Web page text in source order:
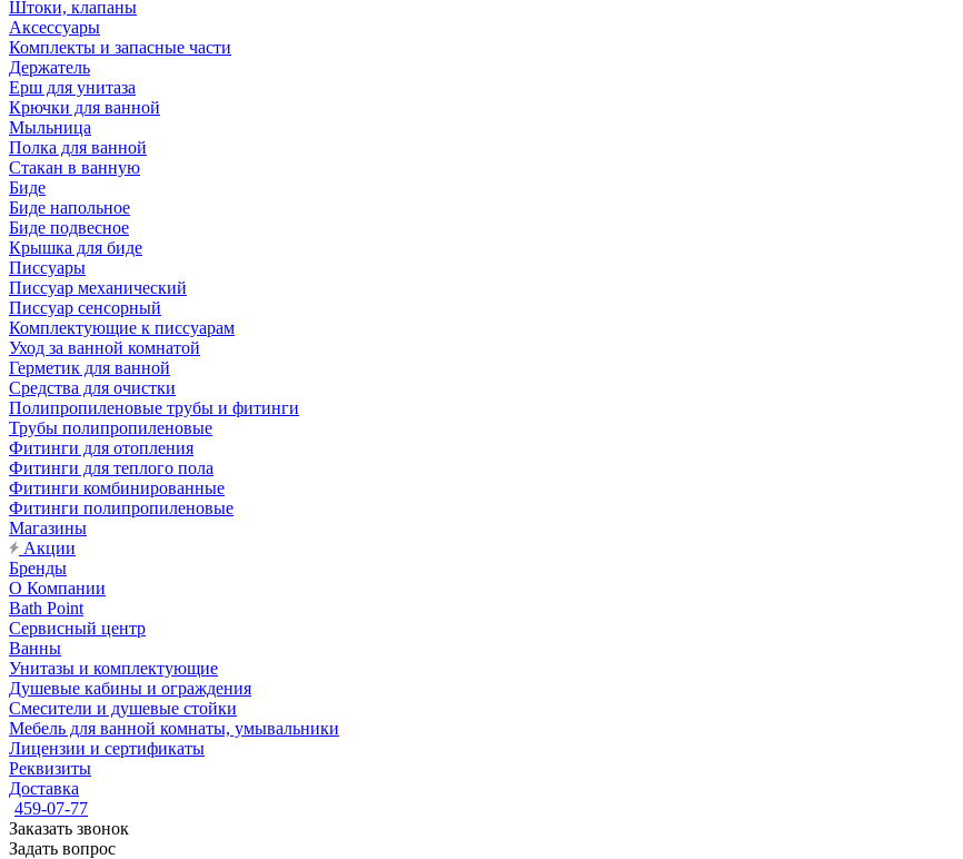
Штоки, клапаны
Аксессуары
Комплекты и запасные части
Держатель
Ерш для унитаза
Крючки для ванной
Мыльница
Полка для ванной
Стакан в ванную
Биде
Биде напольное
Биде подвесное
Крышка для биде
Писсуары
Писсуар механический
Писсуар сенсорный
Комплектующие к писсуарам
Уход за ванной комнатой
Герметик для ванной
Средства для очистки
Полипропиленовые трубы и фитинги
Трубы полипропиленовые
Фитинги для отопления
Фитинги для теплого пола
Фитинги комбинированные
Фитинги полипропиленовые
Магазины
Акции
Бренды
О Компании
Bath Point
Сервисный центр
Ванны
Унитазы и комплектующие
Душевые кабины и ограждения
Смесители и душевые стойки
Мебель для ванной комнаты, умывальники
Лицензии и сертификаты
Реквизиты
Доставка
459-07-77
Заказать звонок
Задать вопрос